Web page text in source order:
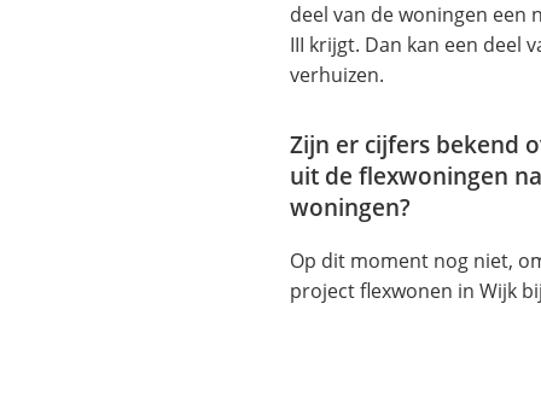
deel van de woningen een
III krijgt. Dan kan een deel
verhuizen.
Zijn er cijfers bekend
uit de flexwoningen
woningen?
Op dit moment nog niet,
project flexwonen in Wijk